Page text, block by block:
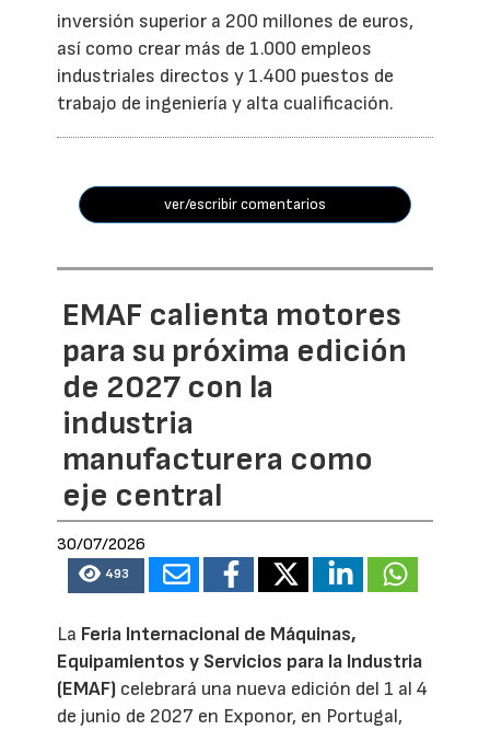
inversión superior a 200 millones de euros,
así como crear más de 1.000 empleos
industriales directos y 1.400 puestos de
trabajo de ingeniería y alta cualificación.
ver/escribir comentarios
EMAF calienta motores
para su próxima edición
de 2027 con la
industria
manufacturera como
eje central
30/07/2026
493
La Feria Internacional de Máquinas,
Equipamientos y Servicios para la Industria
(EMAF) celebrará una nueva edición del 1 al 4
de junio de 2027 en Exponor, en Portugal,